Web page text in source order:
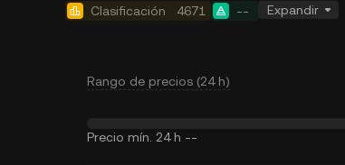
Clasificación 4671 -- Expandir
Rango de precios (24 h)
Precio mín. 24 h --